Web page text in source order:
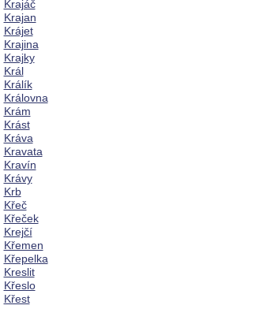
Krajáč
Krajan
Krájet
Krajina
Krajky
Král
Králík
Královna
Krám
Krást
Kráva
Kravata
Kravín
Krávy
Krb
Křeč
Křeček
Krejčí
Křemen
Křepelka
Kreslit
Křeslo
Křest